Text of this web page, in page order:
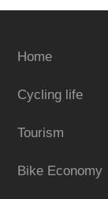
Home
Cycling life
Tourism
Bike Economy